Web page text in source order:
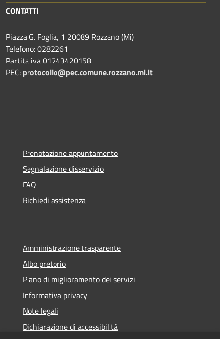
CONTATTI
Piazza G. Foglia, 1 20089 Rozzano (Mi)
Telefono: 0282261
Partita iva 01743420158
PEC: protocollo@pec.comune.rozzano.mi.it
Prenotazione appuntamento
Segnalazione disservizio
FAQ
Richiedi assistenza
Amministrazione trasparente
Albo pretorio
Piano di miglioramento dei servizi
Informativa privacy
Note legali
Dichiarazione di accessibilità